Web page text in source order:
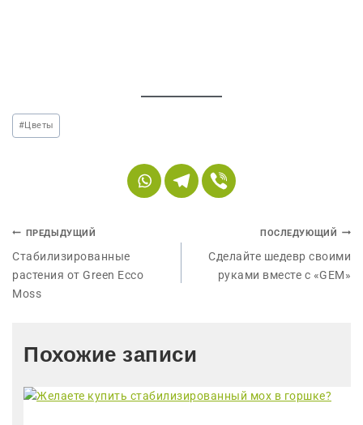
#Цветы
ПРЕДЫДУЩИЙ
Стабилизированные
растения от Green Ecco
Moss
ПОСЛЕДУЮЩИЙ
Сделайте шедевр своими
руками вместе с «GEM»
Похожие записи